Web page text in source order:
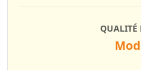
QUALITÉ